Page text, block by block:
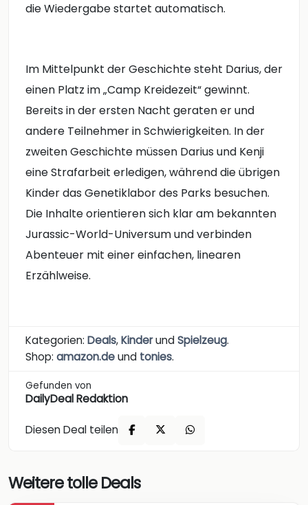
die Wiedergabe startet automatisch.
Im Mittelpunkt der Geschichte steht Darius, der
einen Platz im „Camp Kreidezeit“ gewinnt.
Bereits in der ersten Nacht geraten er und
andere Teilnehmer in Schwierigkeiten. In der
zweiten Geschichte müssen Darius und Kenji
eine Strafarbeit erledigen, während die übrigen
Kinder das Genetiklabor des Parks besuchen.
Die Inhalte orientieren sich klar am bekannten
Jurassic-World-Universum und verbinden
Abenteuer mit einer einfachen, linearen
Erzählweise.
Kategorien: Deals,KinderundSpielzeug.
Shop: amazon.deund tonies.
Gefunden von
DailyDeal Redaktion
Diesen Deal teilen
Weitere tolle Deals